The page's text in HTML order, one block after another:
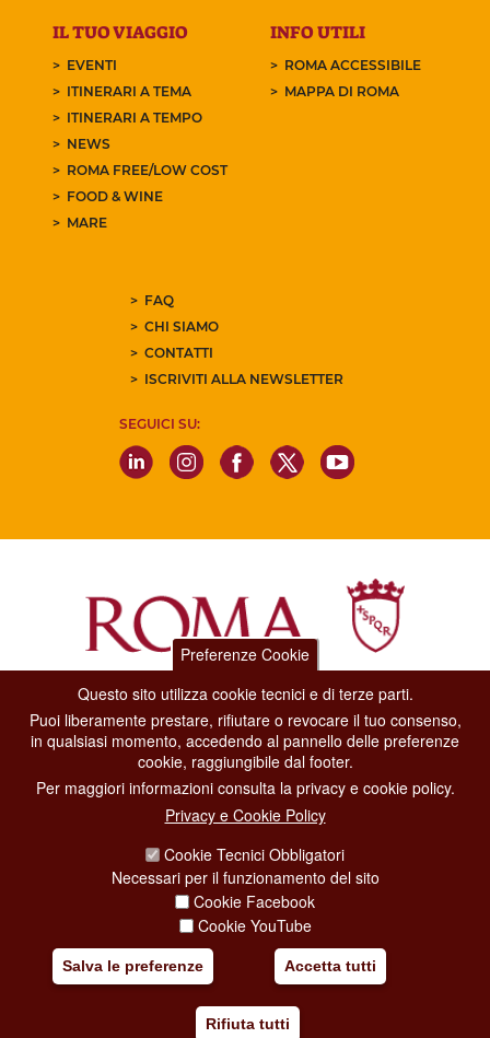
IL TUO VIAGGIO
EVENTI
ITINERARI A TEMA
ITINERARI A TEMPO
NEWS
ROMA FREE/LOW COST
FOOD & WINE
MARE
INFO UTILI
ROMA ACCESSIBILE
MAPPA DI ROMA
FAQ
CHI SIAMO
CONTATTI
ISCRIVITI ALLA NEWSLETTER
SEGUICI SU:
Dipartimento Grandi Eventi, Sport, Turismo e Moda.
Via di San Basilio, 51
00187 Roma
CONTACT CENTER TEL. 06 06 08
CONTATTA LA REDAZIONE
SOCIAL MEDIA POLICY
COPYRIGHT
Preferenze Cookie
Questo sito utilizza cookie tecnici e di terze parti.
Puoi liberamente prestare, rifiutare o revocare il tuo consenso,
in qualsiasi momento, accedendo al pannello delle preferenze
cookie, raggiungibile dal footer.
Per maggiori informazioni consulta la privacy e cookie policy.
Privacy e Cookie Policy
Cookie Tecnici Obbligatori
Necessari per il funzionamento del sito
Cookie Facebook
Cookie YouTube
Salva le preferenze Accetta tutti
Rifiuta tutti